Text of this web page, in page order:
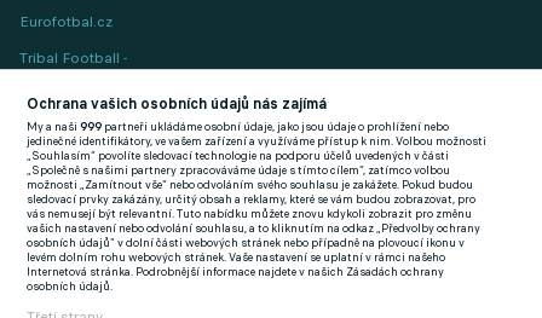
Eurofotbal.cz
Tribal Football -
(EN)
FlashFutbal (SK)
Tenisportal.cz
Tenisové zprávy
na Livesportu
Ochrana vašich osobních údajů nás zajímá
My a naši999 partneři ukládáme osobní údaje, jako jsou údaje o prohlížení nebo
jedinečné identifikátory, ve vašem zařízení a využíváme přístup k nim. Volbou možnosti
„Souhlasím“ povolíte sledovací technologie na podporu účelů uvedených v části
„Společně s našimi partnery zpracováváme údaje s tímto cílem“, zatímco volbou
možnosti „Zamítnout vše“ nebo odvoláním svého souhlasu je zakážete. Pokud budou
sledovací prvky zakázány, určitý obsah a reklamy, které se vám budou zobrazovat, pro
vás nemusejí být relevantní. Tuto nabídku můžete znovu kdykoli zobrazit pro změnu
vašich nastavení nebo odvolání souhlasu, a to kliknutím na odkaz „Předvolby ochrany
osobních údajů“ v dolní části webových stránek nebo případně na plovoucí ikonu v
levém dolním rohu webových stránek. Vaše nastavení se uplatní v rámci našeho
Internetová stránka. Podrobnější informace najdete v našich Zásadách ochrany
osobních údajů.